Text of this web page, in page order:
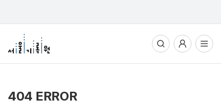
전체메뉴열기
404 ERROR